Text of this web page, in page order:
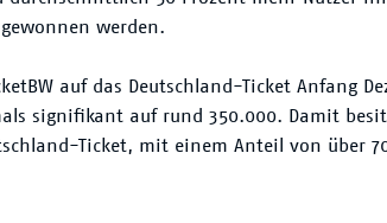
werden.
auf das Deutschland-Ticket Anfang
signifikant auf rund 350.000. Damit
Ticket, mit einem Anteil von über